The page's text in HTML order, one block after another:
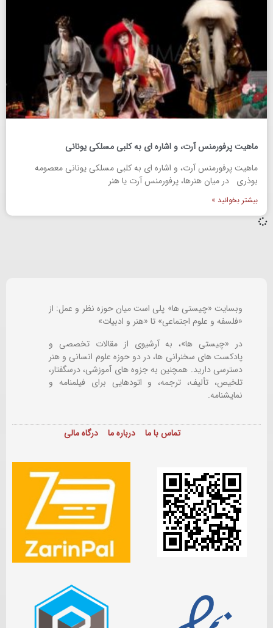
ماهیت پرفورمنس آرت، و اشاره ای به کلبی مسلکی یونانی
ماهیت پرفورمنس آرت، و اشاره ای به کلبی مسلکی یونانی معصومه
بوذری در میان هنرها، پرفورمنس آرت یا هنر
بیشتر بخوانید »
وبسایت «چیستی ها» پلی است میان حوزه نظر و عمل: از
«فلسفه و علوم اجتماعی» تا «هنر و ادبیات»
در «چیستی ها»، به آرشیوی از مقالات تخصصی و
پادکست های سخنرانی ها، در دو حوزه علوم انسانی و هنر
دسترسی دارید. همچنین به جزوه های آموزشی، درسگفتار،
تلخیص، تألیف، ترجمه، و اتودهایی برایفیلمنامه و
نمایشنامه.
تماس با ما درباره ما درگاه مالی